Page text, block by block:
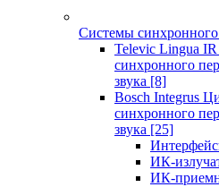
Системы синхронного
Televic Lingua
синхронного
звука [8]
Bosch Integrus
синхронного
звука [25]
ИК-
ИК-